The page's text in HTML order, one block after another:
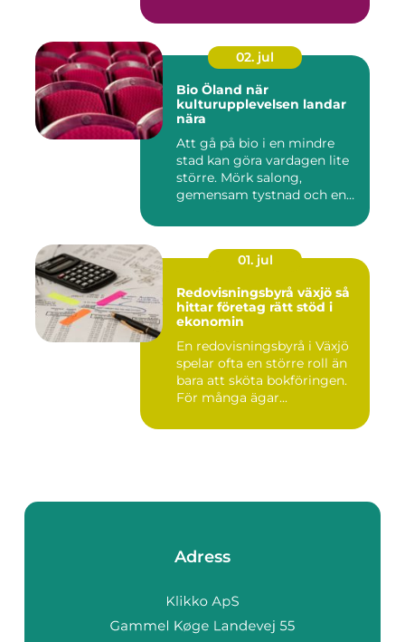
02. jul
Bio Öland när
kulturupplevelsen landar
nära
Att gå på bio i en mindre
stad kan göra vardagen lite
större. Mörk salong,
gemensam tystnad och en
01. jul
Redovisningsbyrå växjö så
hittar företag rätt stöd i
ekonomin
En redovisningsbyrå i Växjö
spelar ofta en större roll än
bara att sköta bokföringen.
För många ägar...
Adress